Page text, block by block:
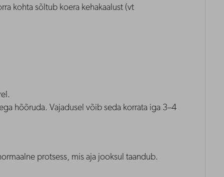
kohta sõltub koera kehakaalust (vt
hõõruda. Vajadusel võib seda korrata iga 3–4
protsess, mis aja jooksul taandub.